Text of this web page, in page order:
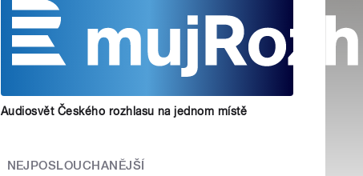
Audiosvět Českého rozhlasu na jednom místě
NEJPOSLOUCHANĚJŠÍ